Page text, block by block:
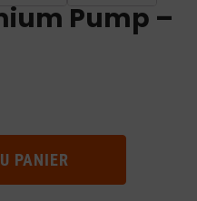
Pump –
PANIER